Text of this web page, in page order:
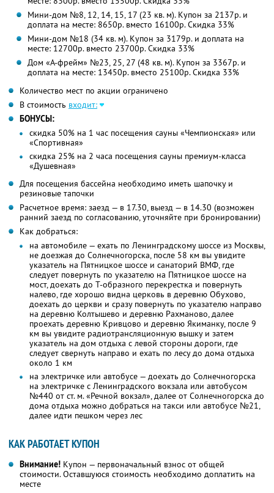
Мини-дом №8, 12, 14, 15, 17 (23 кв. м). Купон за 2137р. и
доплата на месте: 8650р. вместо 16100р. Скидка 33%
Мини-дом №18 (34 кв. м). Купон за 3179р. и доплата на
месте: 12700р. вместо 23700р. Скидка 33%
Дом «А-фрейм» №23, 25, 27 (48 кв. м). Купон за 3367р. и
доплата на месте: 13450р. вместо 25100р. Скидка 33%
Количество мест по акции ограничено
В стоимость входит:
БОНУСЫ:
скидка 50% на 1 час посещения сауны «Чемпионская» или
«Спортивная»
скидка 25% на 2 часа посещения сауны премиум-класса
«Душевная»
Для посещения бассейна необходимо иметь шапочку и
резиновые тапочки
Расчетное время: заезд — в 17.30, выезд — в 14.30 (возможен
ранний заезд по согласованию, уточняйте при бронировании)
Как добраться:
на автомобиле — ехать по Ленинградскому шоссе из Москвы,
не доезжая до Солнечногорска, после 58 км вы увидите
указатель на Пятницкое шоссе и санаторий ВМФ, где
следует повернуть по указателю на Пятницкое шоссе на
мост, доехать до Т-образного перекрестка и повернуть
налево, где хорошо видна церковь в деревню Обухово,
доехать до церкви и сразу повернуть по указателю направо
на деревню Колтышево и деревню Рахманово, далее
проехать деревню Кривцово и деревню Якиманку, после 9
км вы увидите радиотрансляционную вышку и затем
указатель на дом отдыха с левой стороны дороги, где
следует свернуть направо и ехать по лесу до дома отдыха
около 1 км
на электричке или автобусе — доехать до Солнечногорска
на электричке с Ленинградского вокзала или автобусом
№440 от ст. м. «Речной вокзал», далее от Солнечногорска до
дома отдыха можно добраться на такси или автобусе №21,
далее идти пешком через лес
КАК РАБОТАЕТ КУПОН
Внимание! Купон — первоначальный взнос от общей
стоимости. Оставшуюся стоимость необходимо доплатить на
месте